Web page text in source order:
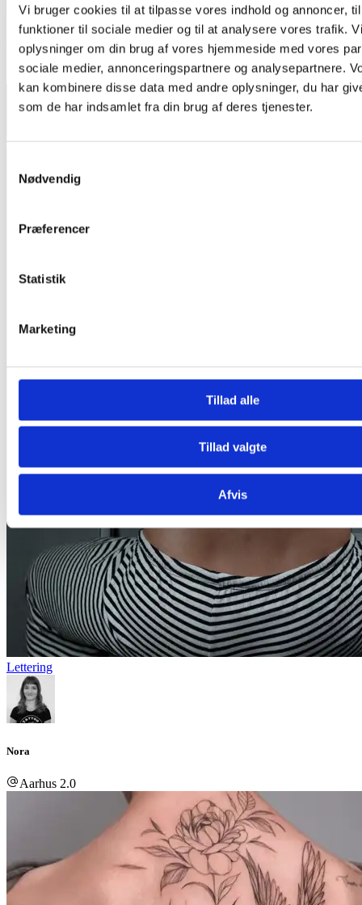
Vi bruger cookies til at tilpasse vores indhold og annoncer,
funktioner til sociale medier og til at analysere vores trafik.
oplysninger om din brug af vores hjemmeside med vores
sociale medier, annonceringspartnere og analysepartnere.
kan kombinere disse data med andre oplysninger, du har
som de har indsamlet fra din brug af deres tjenester.
Nødvendig
Præferencer
Statistik
Marketing
Tillad alle
Tillad valgte
Afvis
Nora
Aarhus 2.0
Lettering
Nora
Aarhus 2.0